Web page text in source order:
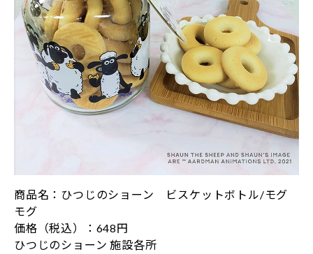
商品名：ひつじのショーン ビスケットボトル/モグ
モグ
価格（税込）：648円
ひつじのショーン 施設各所